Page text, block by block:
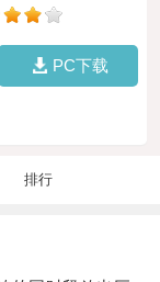
PC下载
排行